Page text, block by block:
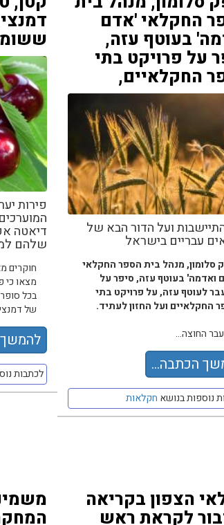
פירות
דיאטה
שלהם
חוקרים
מצאו כי
בכל
של
לכתבות
החקלאי 'אדם
בעוטף עזה,
על פרויקט בתי
החקלאיים,
ועל הדור הבא של
עבריים בישראל
סלומון, מנהל בית הספר החקלאי
ואדמה' בעוטף עזה, סיפר על
לעוטף עזה, על פרויקט בתי
החקלאיים ועל החזון לעתיד.
החוצה...
הכתבה...
נוספות בנושא חקלאות
הצפון בקריאה
לקראת ראש